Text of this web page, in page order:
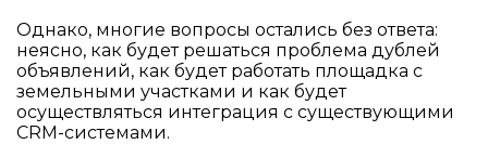
Однако, многие вопросы остались без ответа:
неясно, как будет решаться проблема дублей
объявлений, как будет работать площадка с
земельными участками и как будет
осуществляться интеграция с существующими
CRM-системами.